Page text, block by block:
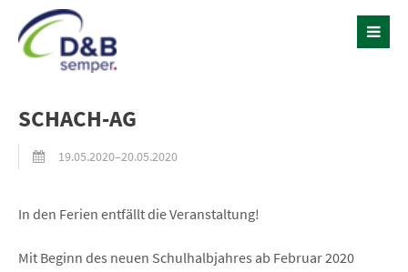
SCHACH-AG
19.05.2020–20.05.2020
In den Ferien entfällt die Veranstaltung!
Mit Beginn des neuen Schulhalbjahres ab Februar 2020